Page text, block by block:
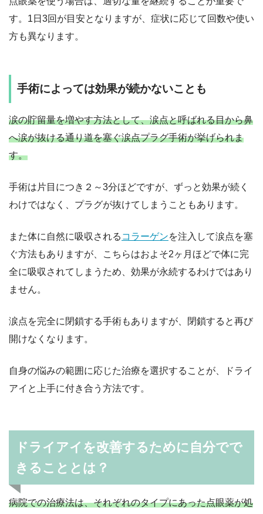
す。1日3回が目安となりますが、症状に応じて回数や使い
方も異なります。
手術によっては効果が続かないことも
涙の貯留量を増やす方法として、涙点と呼ばれる目から鼻
へ涙が抜ける通り道を塞ぐ涙点プラグ手術が挙げられま
す。
手術は片目につき２～3分ほどですが、ずっと効果が続く
わけではなく、プラグが抜けてしまうこともあります。
また体に自然に吸収される コラーゲンを注入して涙点を塞
ぐ方法もありますが、こちらはおよそ2ヶ月ほどで体に完
全に吸収されてしまうため、効果が永続するわけではあり
ません。
涙点を完全に閉鎖する手術もありますが、閉鎖すると再び
開けなくなります。
自身の悩みの範囲に応じた治療を選択することが、ドライ
アイと上手に付き合う方法です。
ドライアイを改善するために自分でで
きることとは？
病院での治療法は、それぞれのタイプにあった点眼薬が処